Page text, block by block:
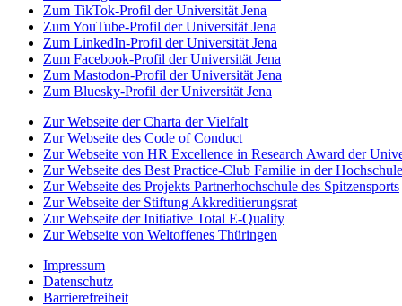
Zum TikTok-Profil der Universität Jena
Zum YouTube-Profil der Universität Jena
Zum LinkedIn-Profil der Universität Jena
Zum Facebook-Profil der Universität Jena
Zum Mastodon-Profil der Universität Jena
Zum Bluesky-Profil der Universität Jena
Zur Webseite der Charta der Vielfalt
Zur Webseite des Code of Conduct
Zur Webseite von HR Excellence in Research Award der
Zur Webseite des Best Practice-Club Familie in der Hochschule
Zur Webseite des Projekts Partnerhochschule des Spitzensports
Zur Webseite der Stiftung Akkreditierungsrat
Zur Webseite der Initiative Total E-Quality
Zur Webseite von Weltoffenes Thüringen
Impressum
Datenschutz
Barrierefreiheit